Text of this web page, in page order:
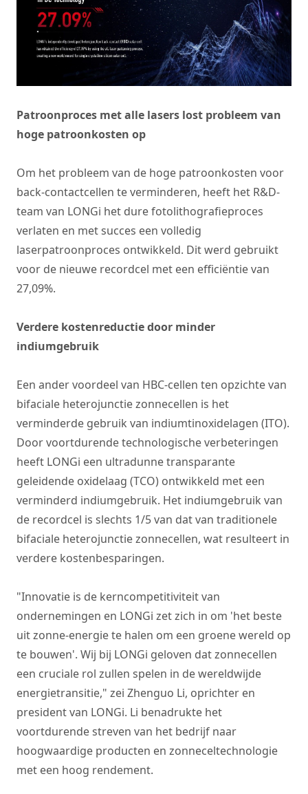
Patroonproces met alle lasers lost probleem van
hoge patroonkosten op
Om het probleem van de hoge patroonkosten voor
back-contactcellen te verminderen, heeft het R&D-
team van LONGi het dure fotolithografieproces
verlaten en met succes een volledig
laserpatroonproces ontwikkeld. Dit werd gebruikt
voor de nieuwe recordcel met een efficiëntie van
27,09%.
Verdere kostenreductie door minder
indiumgebruik
Een ander voordeel van HBC-cellen ten opzichte van
bifaciale heterojunctie zonnecellen is het
verminderde gebruik van indiumtinoxidelagen (ITO).
Door voortdurende technologische verbeteringen
heeft LONGi een ultradunne transparante
geleidende oxidelaag (TCO) ontwikkeld met een
verminderd indiumgebruik. Het indiumgebruik van
de recordcel is slechts 1/5 van dat van traditionele
bifaciale heterojunctie zonnecellen, wat resulteert in
verdere kostenbesparingen.
"Innovatie is de kerncompetitiviteit van
ondernemingen en LONGi zet zich in om 'het beste
uit zonne-energie te halen om een groene wereld op
te bouwen'. Wij bij LONGi geloven dat zonnecellen
een cruciale rol zullen spelen in de wereldwijde
energietransitie," zei Zhenguo Li, oprichter en
president van LONGi. Li benadrukte het
voortdurende streven van het bedrijf naar
hoogwaardige producten en zonneceltechnologie
met een hoog rendement.